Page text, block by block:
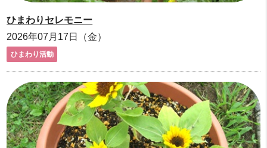
ひまわりセレモニー
2026年07月17日（金）
ひまわり活動